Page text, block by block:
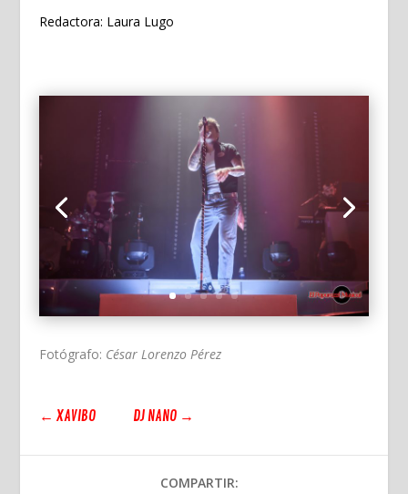
Redactora: Laura Lugo
Fotógrafo: César Lorenzo Pérez
← XAVIBO DJ NANO→
COMPARTIR: